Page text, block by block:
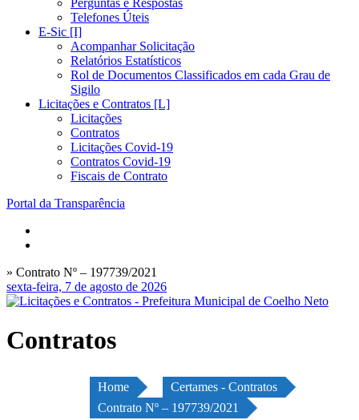
Perguntas e Respostas
Telefones Úteis
E-Sic [I]
Acompanhar Solicitação
Relatórios Estatísticos
Rol de Documentos Classificados em cada Grau de
Sigilo
Licitações e Contratos [L]
Licitações
Contratos
Licitações Covid-19
Contratos Covid-19
Fiscais de Contrato
Portal da Transparência
» Contrato Nº – 197739/2021
sexta-feira, 7 de agosto de 2026
Contratos
Home
Certames - Contratos
Contrato Nº – 197739/2021